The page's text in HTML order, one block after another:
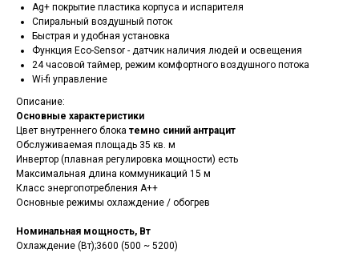
Ag+ покрытие пластика корпуса и испарителя
Спиральный воздушный поток
Быстрая и удобная установка
Функция Eco-Sensor - датчик наличия людей и освещения
24 часовой таймер, режим комфортного воздушного потока
Wi-fi управление
Описание:
Основные характеристики
Цвет внутреннего блока темно синий антрацит
Обслуживаемая площадь 35 кв. м
Инвертор (плавная регулировка мощности) есть
Максимальная длина коммуникаций 15 м
Класс энергопотребления A++
Основные режимы охлаждение / обогрев
Номинальная мощность, Вт
Охлаждение (Вт);3600 (500 ~ 5200)